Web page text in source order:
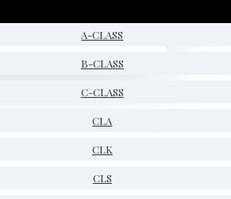
A-CLASS
B-CLASS
C-CLASS
CLA
CLK
CLS